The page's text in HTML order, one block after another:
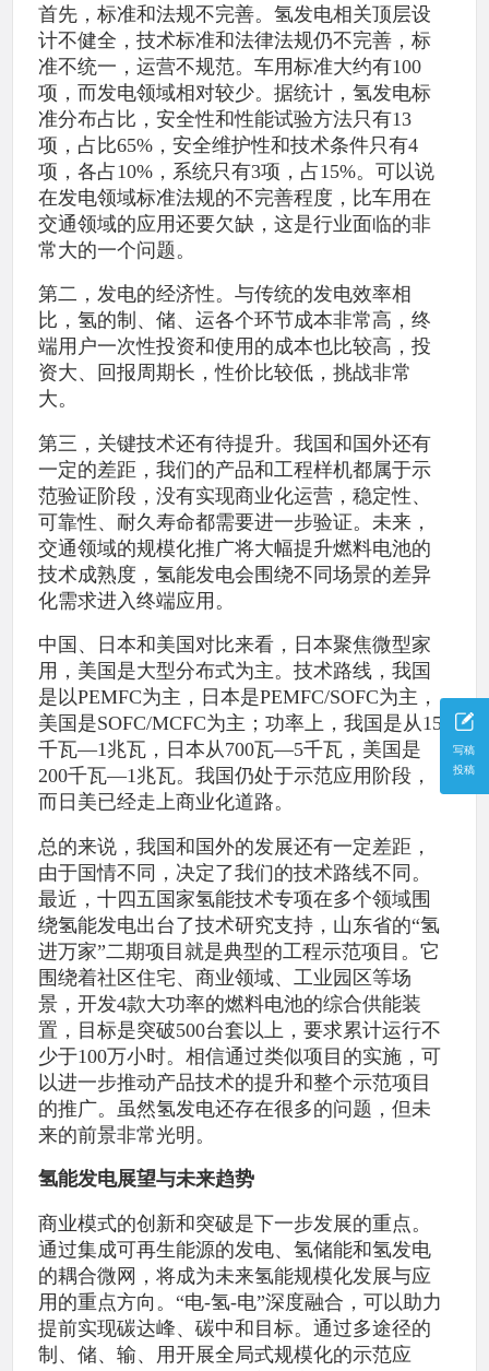
写稿
投稿
首先，标准和法规不完善。氢发电相关顶层设
计不健全，技术标准和法律法规仍不完善，标
准不统一，运营不规范。车用标准大约有100
项，而发电领域相对较少。据统计，氢发电标
准分布占比，安全性和性能试验方法只有13
项，占比65%，安全维护性和技术条件只有4
项，各占10%，系统只有3项，占15%。可以说
在发电领域标准法规的不完善程度，比车用在
交通领域的应用还要欠缺，这是行业面临的非
常大的一个问题。
第二，发电的经济性。与传统的发电效率相
比，氢的制、储、运各个环节成本非常高，终
端用户一次性投资和使用的成本也比较高，投
资大、回报周期长，性价比较低，挑战非常
大。
第三，关键技术还有待提升。我国和国外还有
一定的差距，我们的产品和工程样机都属于示
范验证阶段，没有实现商业化运营，稳定性、
可靠性、耐久寿命都需要进一步验证。未来，
交通领域的规模化推广将大幅提升燃料电池的
技术成熟度，氢能发电会围绕不同场景的差异
化需求进入终端应用。
中国、日本和美国对比来看，日本聚焦微型家
用，美国是大型分布式为主。技术路线，我国
是以PEMFC为主，日本是PEMFC/SOFC为主，
美国是SOFC/MCFC为主；功率上，我国是从15
千瓦—1兆瓦，日本从700瓦—5千瓦，美国是
200千瓦—1兆瓦。我国仍处于示范应用阶段，
而日美已经走上商业化道路。
总的来说，我国和国外的发展还有一定差距，
由于国情不同，决定了我们的技术路线不同。
最近，十四五国家氢能技术专项在多个领域围
绕氢能发电出台了技术研究支持，山东省的“氢
进万家”二期项目就是典型的工程示范项目。它
围绕着社区住宅、商业领域、工业园区等场
景，开发4款大功率的燃料电池的综合供能装
置，目标是突破500台套以上，要求累计运行不
少于100万小时。相信通过类似项目的实施，可
以进一步推动产品技术的提升和整个示范项目
的推广。虽然氢发电还存在很多的问题，但未
来的前景非常光明。
氢能发电展望与未来趋势
商业模式的创新和突破是下一步发展的重点。
通过集成可再生能源的发电、氢储能和氢发电
的耦合微网，将成为未来氢能规模化发展与应
用的重点方向。“电-氢-电”深度融合，可以助力
提前实现碳达峰、碳中和目标。通过多途径的
制、储、输、用开展全局式规模化的示范应